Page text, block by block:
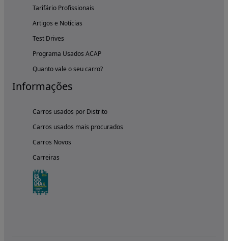
Tarifário Profissionais
Artigos e Notícias
Test Drives
Programa Usados ACAP
Quanto vale o seu carro?
Informações
Carros usados por Distrito
Carros usados mais procurados
Carros Novos
Carreiras